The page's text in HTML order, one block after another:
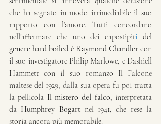
che ha segnato in modo irrimediabile il suo
rapporto con l’amore. Tutti concordano
nell’affermare che uno dei capostipiti
genere hard boiled è Raymond Chandler con
il suo investigatore Philip Marlowe, e Dashiell
Hammett con il suo romanzo Il Falcone
maltese del 1929; dalla sua opera fu poi tratta
la pellicola Il mistero del falco, interpretata
da Humphrey Bogart nel 1941, che rese la
storia ancora più memorabile.